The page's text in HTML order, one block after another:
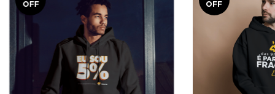
OFF
OFF